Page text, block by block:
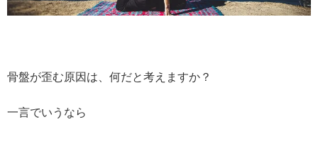
骨盤が歪む原因は、何だと考えますか？
一言でいうなら